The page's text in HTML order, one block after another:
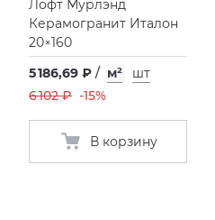
Лофт Мурлэнд
Керамогранит Италон
20×160
5 186,69 ₽ / м²
шт
6 102 ₽ -15%
В корзину